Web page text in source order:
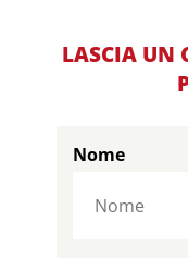
LASCIA UN
Nome